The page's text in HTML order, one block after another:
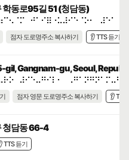
학동로95길 51 (청담동)
점자 도로명주소 복사하기 👂 TTS 듣기
gil, Gangnam-gu, Seoul,
점자 영문 도로명주소 복사하기 👂 TTS
청담동 66-4
TTS 듣기